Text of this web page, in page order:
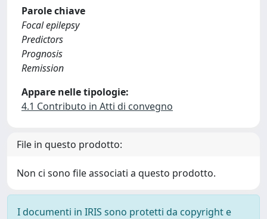
Parole chiave
Focal epilepsy
Predictors
Prognosis
Remission
Appare nelle tipologie:
4.1 Contributo in Atti di convegno
File in questo prodotto:
Non ci sono file associati a questo prodotto.
I documenti in IRIS sono protetti da copyright e